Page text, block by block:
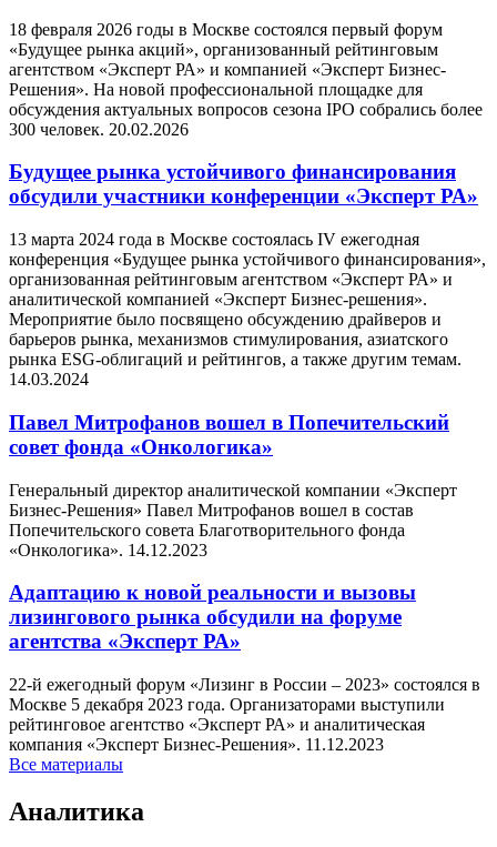
18 февраля 2026 годы в Москве состоялся первый форум
«Будущее рынка акций», организованный рейтинговым
агентством «Эксперт РА» и компанией «Эксперт Бизнес-
Решения». На новой профессиональной площадке для
обсуждения актуальных вопросов сезона IPO собрались более
300 человек. 20.02.2026
Будущее рынка устойчивого финансирования
обсудили участники конференции «Эксперт РА»
13 марта 2024 года в Москве состоялась IV ежегодная
конференция «Будущее рынка устойчивого финансирования»,
организованная рейтинговым агентством «Эксперт РА» и
аналитической компанией «Эксперт Бизнес-решения».
Мероприятие было посвящено обсуждению драйверов и
барьеров рынка, механизмов стимулирования, азиатского
рынка ESG-облигаций и рейтингов, а также другим темам.
14.03.2024
Павел Митрофанов вошел в Попечительский
совет фонда «Онкологика»
Генеральный директор аналитической компании «Эксперт
Бизнес-Решения» Павел Митрофанов вошел в состав
Попечительского совета Благотворительного фонда
«Онкологика». 14.12.2023
Адаптацию к новой реальности и вызовы
лизингового рынка обсудили на форуме
агентства «Эксперт РА»
22-й ежегодный форум «Лизинг в России – 2023» состоялся в
Москве 5 декабря 2023 года. Организаторами выступили
рейтинговое агентство «Эксперт РА» и аналитическая
компания «Эксперт Бизнес-Решения». 11.12.2023
Все материалы
Аналитика